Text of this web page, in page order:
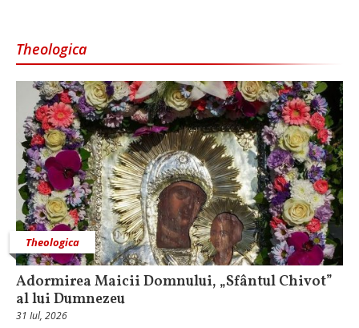
Theologica
Theologica
Adormirea Maicii Domnului, „Sfântul Chivot”
al lui Dumnezeu
31 Iul, 2026